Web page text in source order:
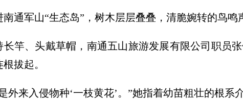
南通军山“生态岛”，树木层层叠叠，清脆婉转的鸟鸣
长竿、头戴草帽，南通五山旅游发展有限公司职员
拔起。
外来入侵物种‘一枝黄花’。”她指着幼苗粗壮的根